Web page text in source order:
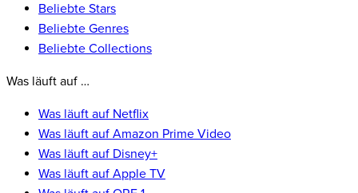
Beliebte Stars
Beliebte Genres
Beliebte Collections
Was läuft auf …
Was läuft auf Netflix
Was läuft auf Amazon Prime Video
Was läuft auf Disney+
Was läuft auf Apple TV